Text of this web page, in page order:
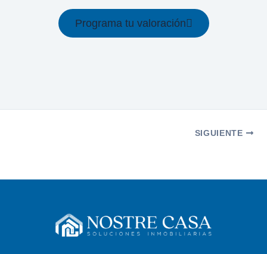
Programa tu valoración
SIGUIENTE